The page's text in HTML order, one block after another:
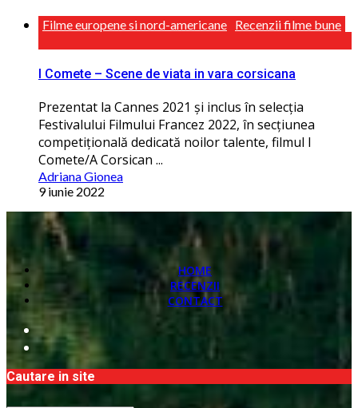
Filme europene si nord-americane Recenzii filme bune
I Comete – Scene de viata in vara corsicana
Prezentat la Cannes 2021 și inclus în selecţia
Festivalului Filmului Francez 2022, în secţiunea
competiţională dedicată noilor talente, filmul I
Comete/A Corsican ...
Adriana Gionea
9 iunie 2022
HOME
RECENZII
CONTACT
Cautare in site